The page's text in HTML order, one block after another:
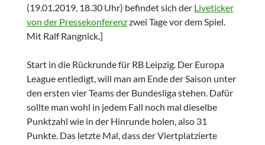
(19.01.2019, 18.30 Uhr) befindet sich der Liveticker
von der Pressekonferenzzwei Tage vor dem Spiel.
Mit Ralf Rangnick.]
Start in die Rückrunde für RB Leipzig. Der Europa
League entledigt, will man am Ende der Saison unter
den ersten vier Teams der Bundesliga stehen. Dafür
sollte man wohl in jedem Fall noch mal dieselbe
Punktzahl wie in der Hinrunde holen, also 31
Punkte. Das letzte Mal, dass der Viertplatzierte